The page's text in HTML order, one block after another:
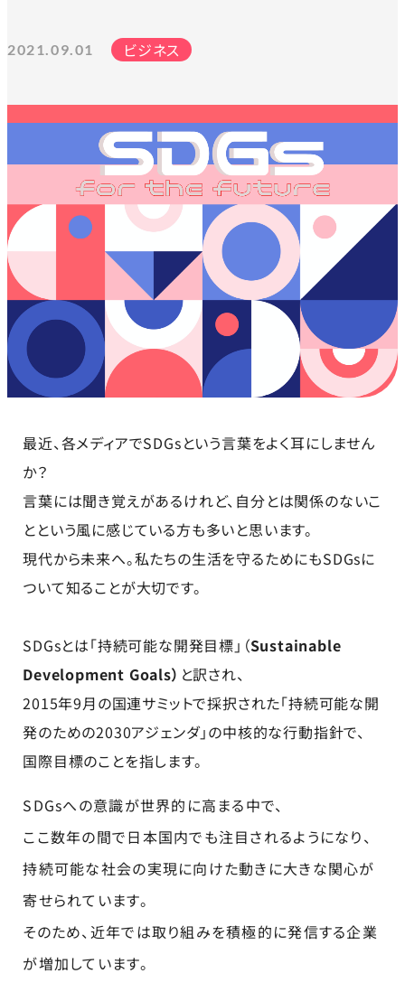
2021.09.01 ビジネス
最近、各メディアでSDGsという言葉をよく耳にしません
か？
言葉には聞き覚えがあるけれど、自分とは関係のないこ
とという風に感じている方も多いと思います。
現代から未来へ。私たちの生活を守るためにもSDGsに
ついて知ることが大切です。
SDGsとは「持続可能な開発目標」（Sustainable
Development Goals） と訳され、
2015年9月の国連サミットで採択された「持続可能な開
発のための2030アジェンダ」の中核的な行動指針で、
国際目標のことを指します。
SDGsへの意識が世界的に高まる中で、
ここ数年の間で日本国内でも注目されるようになり、
持続可能な社会の実現に向けた動きに大きな関心が
寄せられています。
そのため、近年では取り組みを積極的に発信する企業
が増加しています。